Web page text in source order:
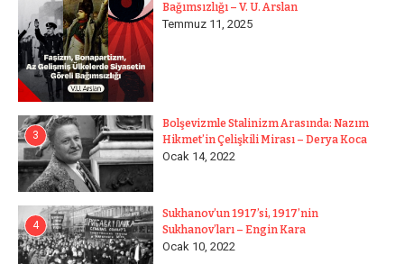
Bağımsızlığı – V. U. Arslan
Temmuz 11, 2025
3
Bolşevizmle Stalinizm Arasında: Nazım
Hikmet’in Çelişkili Mirası – Derya Koca
Ocak 14, 2022
4
Sukhanov’un 1917’si, 1917’nin
Sukhanov’ları – Engin Kara
Ocak 10, 2022